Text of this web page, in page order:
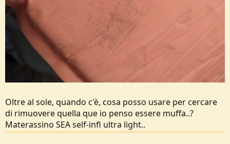
Oltre al sole, quando c'è, cosa posso usare per cercare
di rimuovere quella que io penso essere muffa..?
Materassino SEA self-infl ultra light..